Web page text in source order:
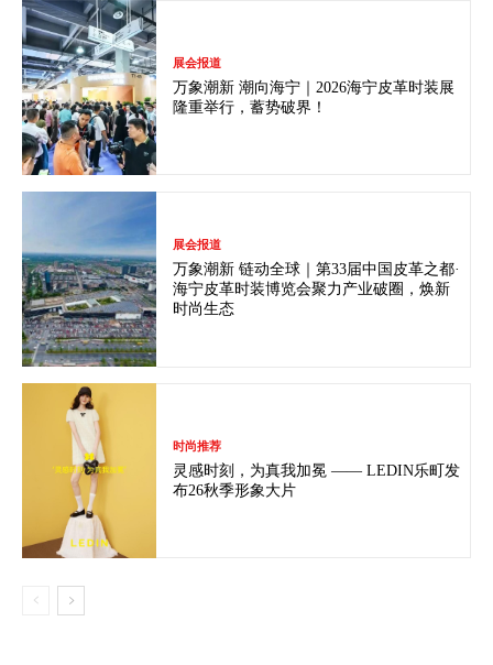
展会报道
万象潮新 潮向海宁｜2026海宁皮革时装展
隆重举行，蓄势破界！
展会报道
万象潮新 链动全球｜第33届中国皮革之都·
海宁皮革时装博览会聚力产业破圈，焕新
时尚生态
时尚推荐
灵感时刻，为真我加冕 —— LEDIN乐町发
布26秋季形象大片